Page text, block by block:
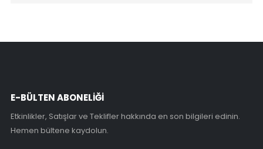
E-BÜLTEN ABONELİĞİ
Etkinlikler, Satışlar ve Teklifler hakkında en son bilgileri edinin.
Hemen bültene kaydolun.